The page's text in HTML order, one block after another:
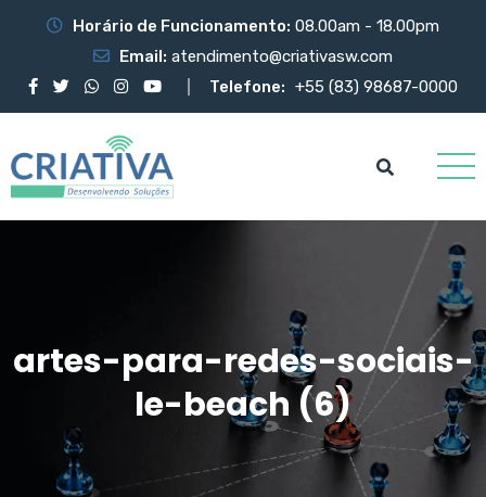
Horário de Funcionamento: 08.00am - 18.00pm
Email: atendimento@criativasw.com
Telefone: +55 (83) 98687-0000
artes-para-redes-sociais-
le-beach (6)